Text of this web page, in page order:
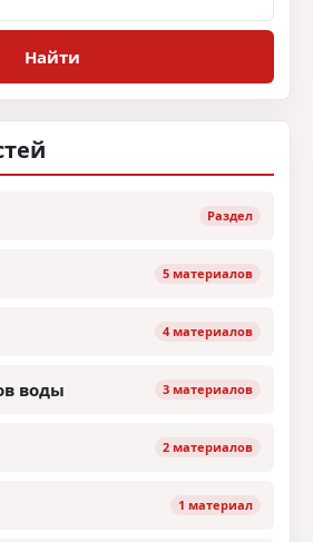
Найти
Раздел
5 материалов
4 материалов
воды 3 материалов
2 материалов
1 материал